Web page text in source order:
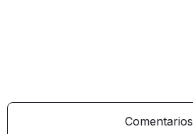
Comentarios